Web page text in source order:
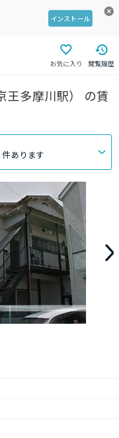
インストール
お気に入り 閲覧履歴
王多摩川駅） の賃
件あります